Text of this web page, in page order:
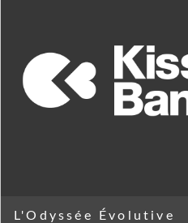
L'Odyssée Évolutive